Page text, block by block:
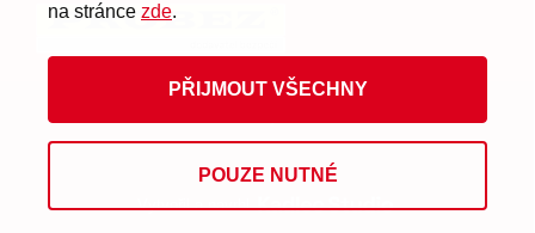
Vytvořil a navrhl
na stránce zde.
PŘIJMOUT VŠECHNY
POUZE NUTNÉ